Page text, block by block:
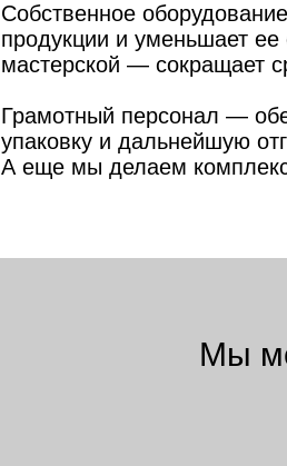
Собственное
продукции и уменьшает
мастерской — сокращает
Грамотный персонал —
упаковку и дальнейшую
А еще мы делаем
Мы